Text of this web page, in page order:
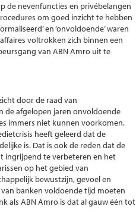
de nevenfuncties en privébelangen
om goed inzicht te hebben
en ‘onvoldoende’ waren
voltrokken zich binnen een
van ABN Amro uit te
door de raad van
de afgelopen jaren onvoldoende
immers niet kunnen voorkomen.
heeft geleerd dat de
is. Dat is ook de reden dat de
ingrijpend te verbeteren en het
op het gebied van
bewustzijn, gevoel en
banken voldoende tijd moeten
als ABN Amro is dat al gauw één tot